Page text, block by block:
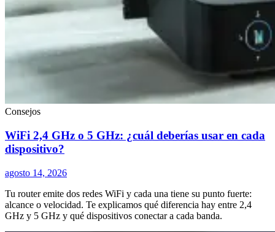
Consejos
WiFi 2,4 GHz o 5 GHz: ¿cuál deberías usar en cada
dispositivo?
agosto 14, 2026
Tu router emite dos redes WiFi y cada una tiene su punto fuerte:
alcance o velocidad. Te explicamos qué diferencia hay entre 2,4
GHz y 5 GHz y qué dispositivos conectar a cada banda.